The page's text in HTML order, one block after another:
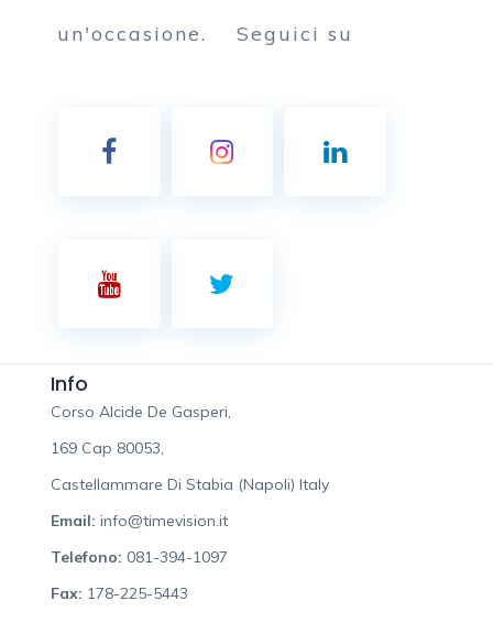
un'occasione. Seguici su
Info
Corso Alcide De Gasperi,
169 Cap 80053,
Castellammare Di Stabia (Napoli) Italy
Email: info@timevision.it
Telefono: 081-394-1097
Fax: 178-225-5443